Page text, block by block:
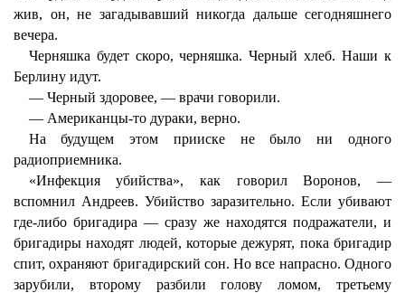
жив, он, не загадывавший никогда дальше сегодняшнего
вечера.
Черняшка будет скоро, черняшка. Черный хлеб. Наши к
Берлину идут.
— Черный здоровее, — врачи говорили.
— Американцы-то дураки, верно.
На будущем этом прииске не было ни одного
радиоприемника.
«Инфекция убийства», как говорил Воронов, —
вспомнил Андреев. Убийство заразительно. Если убивают
где-либо бригадира — сразу же находятся подражатели, и
бригадиры находят людей, которые дежурят, пока бригадир
спит, охраняют бригадирский сон. Но все напрасно. Одного
зарубили, второму разбили голову ломом, третьему